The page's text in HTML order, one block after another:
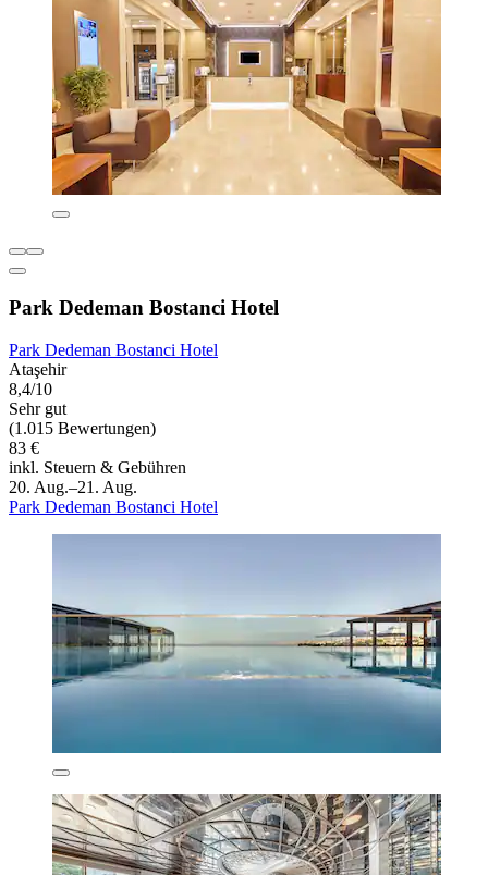
Park Dedeman Bostanci Hotel
Park Dedeman Bostanci Hotel
Ataşehir
8,4/10
Sehr gut
(1.015 Bewertungen)
83 €
inkl. Steuern & Gebühren
20. Aug.–21. Aug.
Park Dedeman Bostanci Hotel